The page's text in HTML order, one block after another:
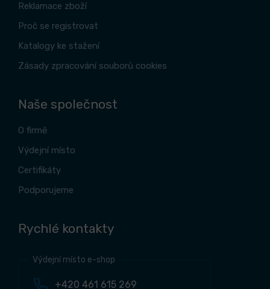
Reklamace zboží
Proč se registrovat
Katalogy ke stažení
Zásady zpracování souborů cookies
Naše společnost
O firmě
Výdejní místo
Certifikáty
Podporujeme
Rychlé kontakty
Výdejní místo e-shop
+420 461 615 269